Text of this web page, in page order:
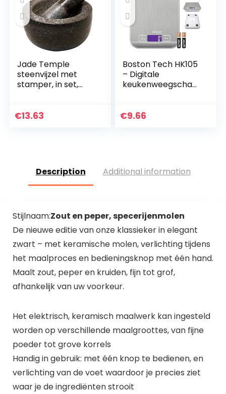
Jade Temple
steenvijzel met
stamper, in set,
van massief
€13.63
Boston Tech HK105
– Digitale
keukenweegschaal,
weegschaal met
€9.66
Description Additional information
Stijlnaam:Zout en peper, specerijenmolen
De nieuwe editie van onze klassieker in elegant
zwart – met keramische molen, verlichting tijdens
het maalproces en bedieningsknop met één hand.
Maalt zout, peper en kruiden, fijn tot grof,
afhankelijk van uw voorkeur.
Het elektrisch, keramisch maalwerk kan ingesteld
worden op verschillende maalgroottes, van fijne
poeder tot grove korrels
Handig in gebruik: met één knop te bedienen, en
verlichting van de voet waardoor je precies ziet
waar je de ingrediënten strooit